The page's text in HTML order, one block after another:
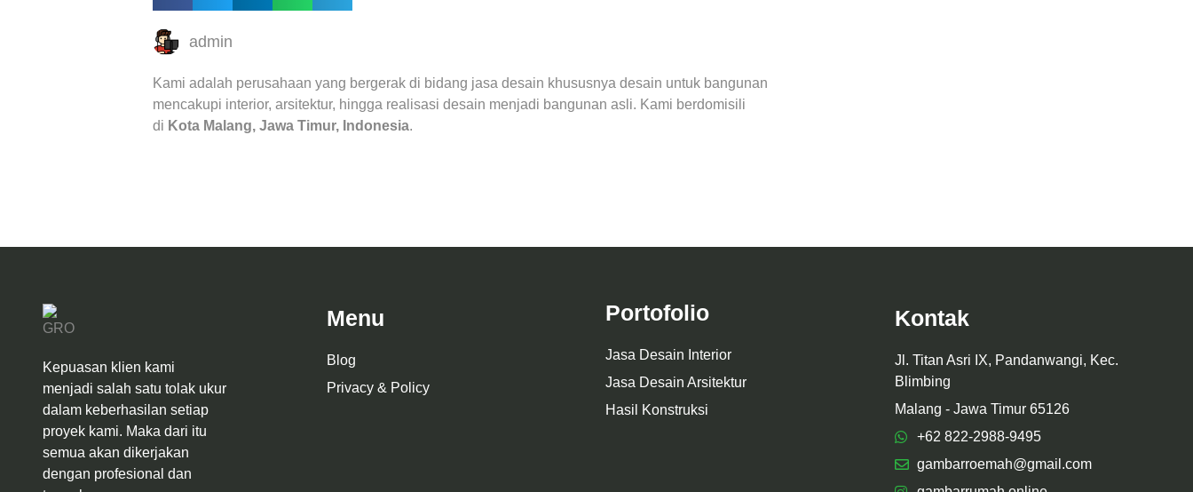
admin
Kami adalah perusahaan yang bergerak di bidang jasa desain khususnya desain untuk bangunan
mencakupi interior, arsitektur, hingga realisasi desain menjadi bangunan asli. Kami berdomisili
di Kota Malang, Jawa Timur, Indonesia.
Kepuasan klien kami
menjadi salah satu tolak ukur
dalam keberhasilan setiap
proyek kami. Maka dari itu
semua akan dikerjakan
dengan profesional dan
Menu
Blog
Privacy & Policy
Portofolio
Jasa Desain Interior
Jasa Desain Arsitektur
Hasil Konstruksi
Kontak
Jl. Titan Asri IX, Pandanwangi, Kec.
Blimbing
Malang - Jawa Timur 65126
+62 822-2988-9495
gambarroemah@gmail.com